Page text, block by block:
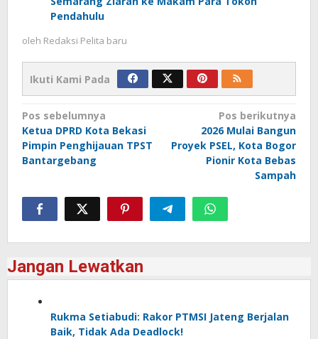
Pendahulu
oleh Redaksi Pelita baru
Ikuti Kami Pada
Navigasi
pos
Pos sebelumnya
Ketua DPRD Kota Bekasi
Pimpin Penghijauan TPST
Bantargebang
Pos berikutnya
2026 Mulai Bangun
Proyek PSEL, Kota Bogor
Pionir Kota Bebas
Sampah
Jangan Lewatkan
Rukma Setiabudi: Rakor PTMSI Jateng Berjalan
Baik, Tidak Ada Deadlock!